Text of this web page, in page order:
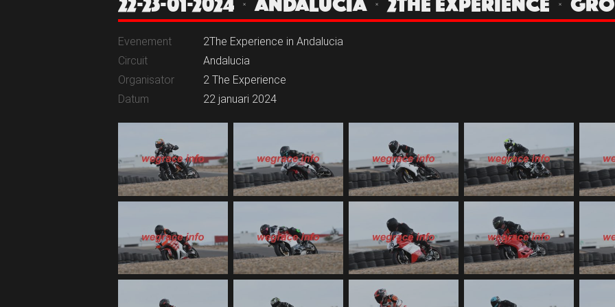
22-23-01-2024 | ANDALUCIA | 2THE EXPERIENCE |
Evenement
2The Experience in Andalucia
Circuit
Andalucia
Organisator
2 The Experience
Datum
22 januari 2024